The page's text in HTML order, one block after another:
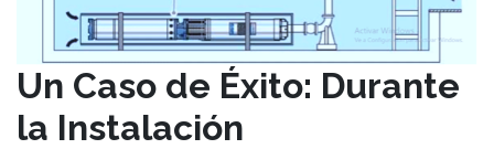
Un Caso de Éxito: Durante
la Instalación